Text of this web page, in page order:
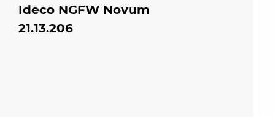
Ideco NGFW Novum
21.13.206